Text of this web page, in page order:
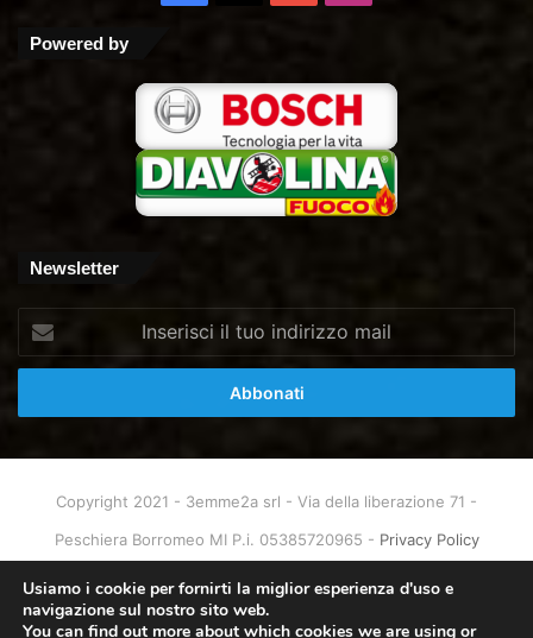
Powered by
Newsletter
tuo
mail
Copyright 2021 - 3emme2a srl - Via della liberazione 71 -
Peschiera Borromeo MI P.i. 05385720965 - Privacy Policy
Usiamo i cookie per fornirti la miglior esperienza d'uso e
navigazione sul nostro sito web.
You can find out more about which cookies we are using or